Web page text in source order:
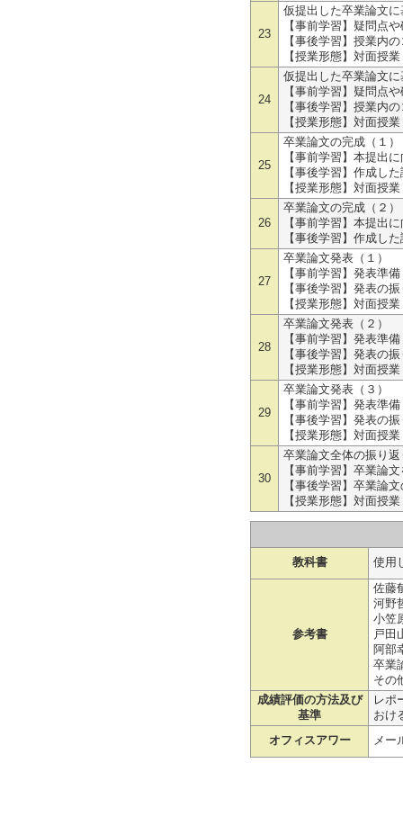
23
仮提出した卒業論文
【事前学習】疑問点
【事後学習】授業内
【授業形態】対面授業
24
仮提出した卒業論文
【事前学習】疑問点
【事後学習】授業内
【授業形態】対面授業
25
卒業論文の完成（１
【事前学習】本提出
【事後学習】作成し
【授業形態】対面授業
26
卒業論文の完成（２
【事前学習】本提出
【事後学習】作成し
27
卒業論文発表（１）
【事前学習】発表準
【事後学習】発表の
【授業形態】対面授業
28
卒業論文発表（２）
【事前学習】発表準
【事後学習】発表の
【授業形態】対面授業
29
卒業論文発表（３）
【事前学習】発表準
【事後学習】発表の
【授業形態】対面授業
30
卒業論文全体の振り返
【事前学習】卒業論
【事後学習】卒業論
【授業形態】対面授業
教科書 使用
参考書
佐藤
河野
小笠
戸田
阿部
卒業
その
成績評価の方法及び
基準
レポ
おけ
オフィスアワー
メー